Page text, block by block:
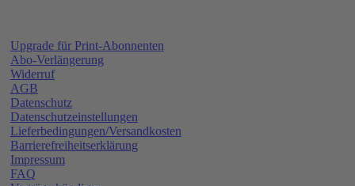
Upgrade für Print-Abonnenten
Abo-Verlängerung
Widerruf
AGB
Datenschutz
Datenschutzeinstellungen
Lieferbedingungen/Versandkosten
Barrierefreiheitserklärung
Impressum
FAQ